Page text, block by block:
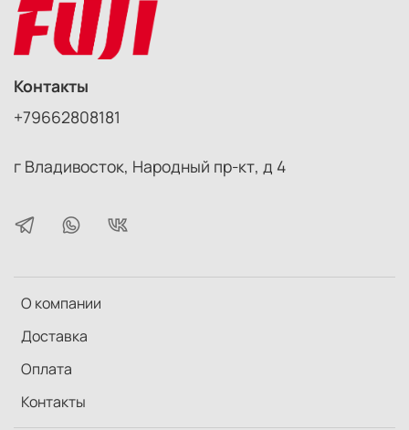
Основные особенности:
Классический светосильный полевой бинокль с
Porro-призмами
Качественные оптические элементы с
многослойным просветлением
Прочный корпус с прорезиненным покрытием
О компании
Доставка
Оплата
Контакты
Контакты
+79662808181
г Владивосток, Народный пр-кт, д 4